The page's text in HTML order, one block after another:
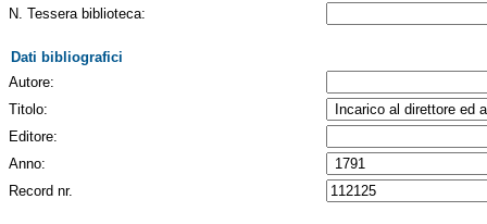
N. Tessera biblioteca:
Dati bibliografici
Autore:
Titolo:
Editore:
Anno:
Record nr.